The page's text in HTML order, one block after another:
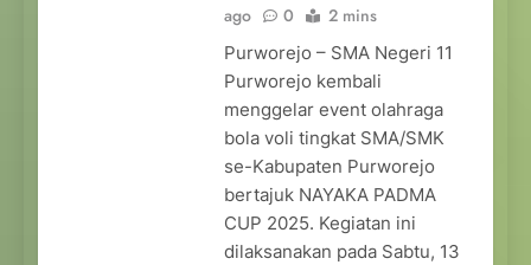
ago
0 2 mins
Purworejo – SMA Negeri 11
Purworejo kembali
menggelar event olahraga
bola voli tingkat SMA/SMK
se-Kabupaten Purworejo
bertajuk NAYAKA PADMA
CUP 2025. Kegiatan ini
dilaksanakan pada Sabtu, 13